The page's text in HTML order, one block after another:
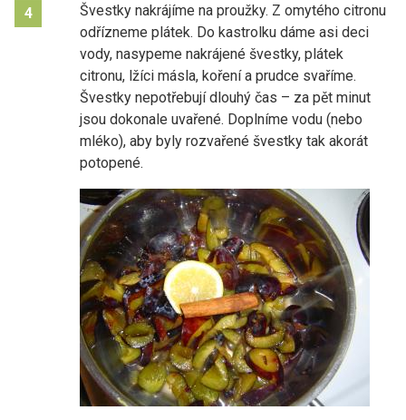
4
Švestky nakrájíme na proužky. Z omytého citronu
odřízneme plátek. Do kastrolku dáme asi deci
vody, nasypeme nakrájené švestky, plátek
citronu, lžíci másla, koření a prudce svaříme.
Švestky nepotřebují dlouhý čas – za pět minut
jsou dokonale uvařené. Doplníme vodu (nebo
mléko), aby byly rozvařené švestky tak akorát
potopené.